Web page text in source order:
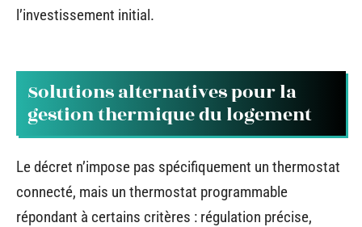
l’investissement initial.
Solutions alternatives pour la
gestion thermique du logement
Le décret n’impose pas spécifiquement un thermostat
connecté, mais un thermostat programmable
répondant à certains critères : régulation précise,